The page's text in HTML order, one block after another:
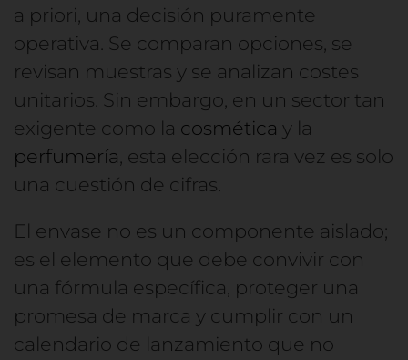
a priori, una decisión puramente
operativa. Se comparan opciones, se
revisan muestras y se analizan costes
unitarios. Sin embargo, en un sector tan
exigente como la cosmética y la
perfumería, esta elección rara vez es solo
una cuestión de cifras.
El envase no es un componente aislado;
es el elemento que debe convivir con
una fórmula específica, proteger una
promesa de marca y cumplir con un
calendario de lanzamiento que no